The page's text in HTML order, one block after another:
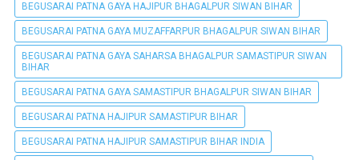
BEGUSARAI PATNA GAYA HAJIPUR BHAGALPUR SIWAN BIHAR
BEGUSARAI PATNA GAYA MUZAFFARPUR BHAGALPUR SIWAN BIHAR
BEGUSARAI PATNA GAYA SAHARSA BHAGALPUR SAMASTIPUR SIWAN
BIHAR
BEGUSARAI PATNA GAYA SAMASTIPUR BHAGALPUR SIWAN BIHAR
BEGUSARAI PATNA HAJIPUR SAMASTIPUR BIHAR
BEGUSARAI PATNA HAJIPUR SAMASTIPUR BIHAR INDIA